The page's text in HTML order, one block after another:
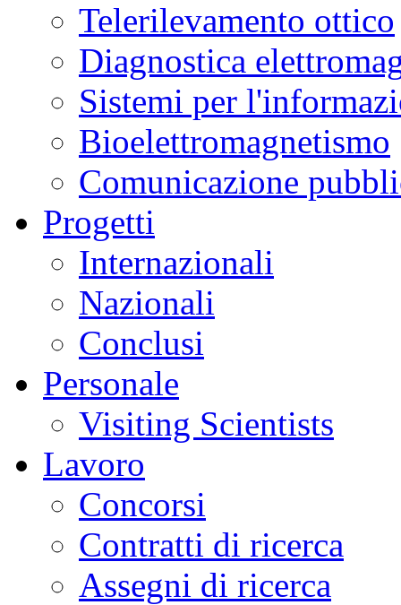
Telerilevamento ottico
Diagnostica
Sistemi per
Bioelettromagnetismo
Comunicazione
Progetti
Internazionali
Nazionali
Conclusi
Personale
Visiting Scientists
Lavoro
Concorsi
Contratti di ricerca
Assegni di ricerca